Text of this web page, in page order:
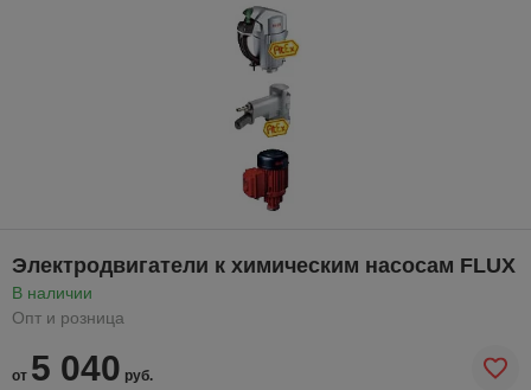
Электродвигатели к химическим насосам FLUX
В наличии
Опт и розница
от 5 040 руб.